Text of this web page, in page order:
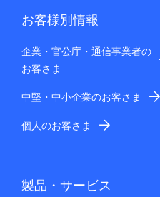
お客様別情報
企業・官公庁・通信事業者の
お客さま
中堅・中小企業のお客さま
個人のお客さま
製品・サービス